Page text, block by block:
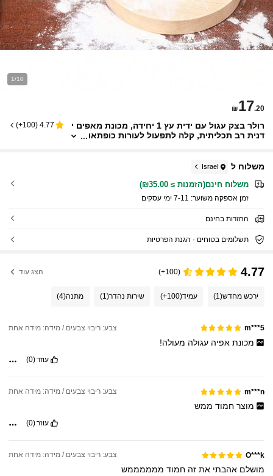
1/10
₪17.20
רולר בצק עגול עם ידית עץ 1 יחידה, מכונת מאפים י
דנית רב תכליתית, קלה לתפעול לעורות כופתאו
4.77
(
100+
)
משלוח ל Israel
משלוח חינם(הזמנות ≥ ₪35.00)
זמן אספקה ​​משוער: 7-11 ימי עסקים
החזרות בחינם
תשלומים בטוחים · הגנת הפרטיות
4.77
(100+) הצג עוד
ירכש מחדש(1) עמיד(100+) שירות נהדר(1) מתנה(4)
m***5 צבע: ריבוי צבעים / מידה: מידה אחת
מכונת אפיה עגולה מעולה!
עוזר(0)
m***n צבע: ריבוי צבעים / מידה: מידה אחת
מוצר חמוד ממש
עוזר(0)
O***k צבע: ריבוי צבעים / מידה: מידה אחת
מושלםאהבתיאתזהחמוד ממממממש